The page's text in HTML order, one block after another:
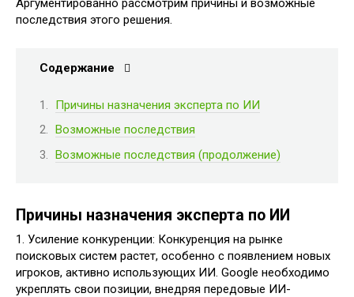
Аргументированно рассмотрим причины и возможные
последствия этого решения.
Содержание
Причины назначения эксперта по ИИ
Возможные последствия
Возможные последствия (продолжение)
Причины назначения эксперта по ИИ
1. Усиление конкуренции: Конкуренция на рынке
поисковых систем растет, особенно с появлением новых
игроков, активно использующих ИИ. Google необходимо
укреплять свои позиции, внедряя передовые ИИ-